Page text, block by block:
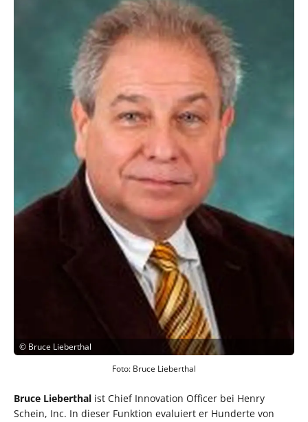
© Bruce Lieberthal
Foto: Bruce Lieberthal
Bruce Lieberthal ist Chief Innovation Officer bei Henry
Schein, Inc. In dieser Funktion evaluiert er Hunderte von